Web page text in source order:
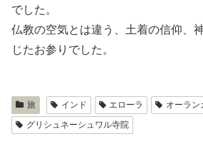
でした。
仏教の空気とは違う、土着の信仰、
じたお参りでした。
旅 インド エローラ
オーラン
グリシュネーシュワル寺院